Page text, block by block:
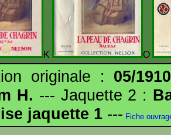
K O
originale : 05/1910
H. --- Jaquette 2 :
jaquette 1 --- Fiche